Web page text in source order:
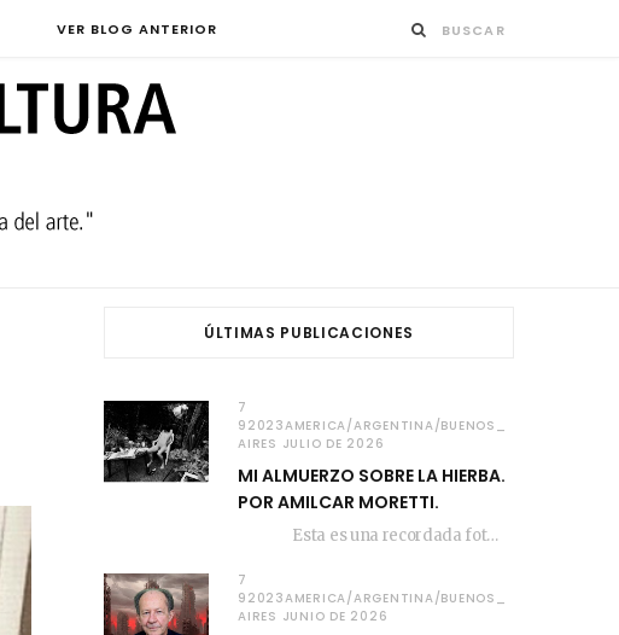
VER BLOG ANTERIOR
ÚLTIMAS PUBLICACIONES
7
92023AMERICA/ARGENTINA/BUENOS_
AIRES JULIO DE 2026
MI ALMUERZO SOBRE LA HIERBA.
POR AMILCAR MORETTI.
Esta es una recordada fotografía que registré…
7
92023AMERICA/ARGENTINA/BUENOS_
AIRES JUNIO DE 2026